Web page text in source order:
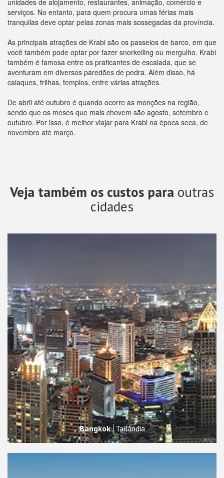
unidades de alojamento, restaurantes, animação, comércio e
serviços. No entanto, para quem procura umas férias mais
tranquilas deve optar pelas zonas mais sossegadas da província.
As principais atrações de Krabi são os passeios de barco, em que
você também pode optar por fazer snorkelling ou mergulho. Krabi
também é famosa entre os praticantes de escalada, que se
aventuram em diversos paredões de pedra. Além disso, há
caiaques, trilhas, templos, entre várias atrações.
De abril até outubro é quando ocorre as monções na região,
sendo que os meses que mais chovem são agosto, setembro e
outubro. Por isso, é melhor viajar para Krabi na época seca, de
novembro até março.
Veja também os custos para outras
cidades
Bangkok Tailândia